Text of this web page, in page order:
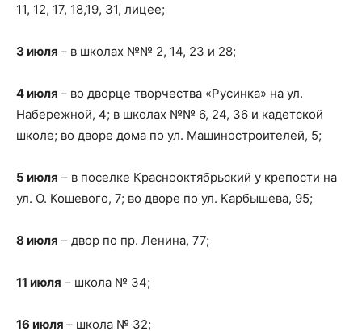
11, 12, 17, 18,19, 31, лицее;
3 июля – в школах №№ 2, 14, 23 и 28;
4 июля – во дворце творчества «Русинка» на ул.
Набережной, 4; в школах №№ 6, 24, 36 и кадетской
школе; во дворе дома по ул. Машиностроителей, 5;
5 июля – в поселке Краснооктябрьский у крепости на
ул. О. Кошевого, 7; во дворе по ул. Карбышева, 95;
8 июля – двор по пр. Ленина, 77;
11 июля – школа № 34;
16 июля – школа № 32;